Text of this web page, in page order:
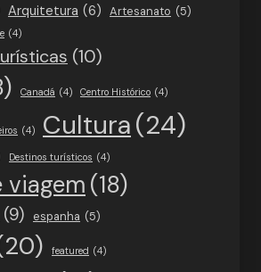
Arquitetura (6) Artesanato (5)
(4)
(10)
Canadá (4) Centro Histórico (4)
(4) Cultura(24)
Destinos turísticos (4)
viagem (18)
(9) espanha (5)
featured (4)